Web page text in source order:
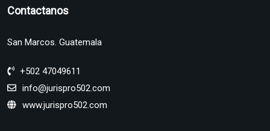
Contactanos
San Marcos. Guatemala
+502 47049611
info@jurispro502.com
www.jurispro502.com